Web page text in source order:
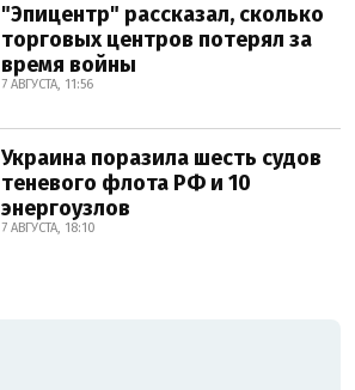
"Эпицентр" рассказал, сколько
торговых центров потерял за
время войны
7 АВГУСТА, 11:56
Украина поразила шесть судов
теневого флота РФ и 10
энергоузлов
7 АВГУСТА, 18:10